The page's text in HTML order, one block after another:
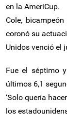
en la AmeriCup.
Cole,
coronó su
Unidos venció el
Fue el séptimo
últimos 6,1
‘Solo quería
los